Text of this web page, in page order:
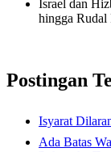
Israel dan
hingga Rudal
Postingan
Ada Batas